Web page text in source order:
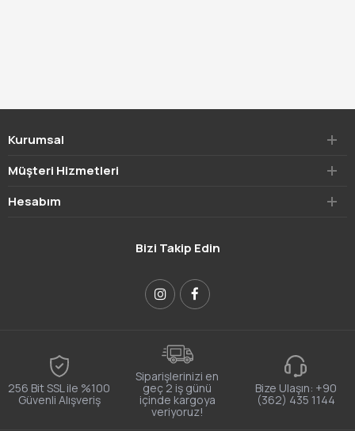
Kurumsal
Müşteri Hizmetleri
Hesabım
Bizi Takip Edin
256 Bit SSL ile %100
Güvenli Alışveriş
Siparişlerinizi en
geç 2 iş günü
içinde kargoya
veriyoruz!
Bize Ulaşın: +90
(362) 435 1144